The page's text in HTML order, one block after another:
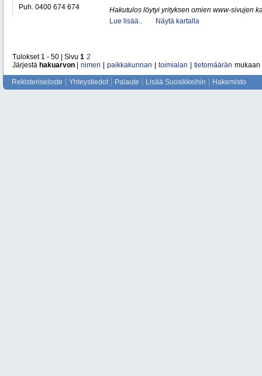
Puh. 0400 674 674
Hakutulos löytyi yrityksen omien www-sivujen
Lue lisää..
Näytä kartalla
Tulokset 1 - 50 | Sivu 1 2
Järjestä hakuarvon nimen paikkakunnan toimialan tietomäärän mukaan
Rekisteriseloste Yhteystiedot Palaute Lisää Suosikkeihin Hakemisto